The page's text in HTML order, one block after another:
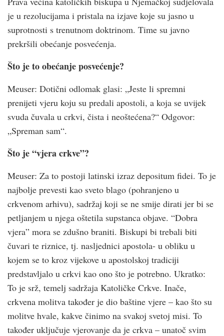
je u rezolucijama i pristala na izjave koje su jasno u
suprotnosti s trenutnom doktrinom. Time su javno
prekršili obećanje posvećenja.
Što je to obećanje posvećenje?
Meuser: Dotični odlomak glasi: „Jeste li spremni
prenijeti vjeru koju su predali apostoli, a koja se uvijek
svuda čuvala u crkvi, čista i neoštećena?“ Odgovor:
„Spreman sam“.
Što je “vjera crkve”?
Meuser: Za to postoji latinski izraz depositum fidei. To je
najbolje prevesti kao sveto blago (pohranjeno u
crkvenom arhivu), sadržaj koji se ne smije dirati jer bi se
petljanjem u njega oštetila supstanca objave. “Dobra
vjera” mora se zdušno braniti. Biskupi bi trebali biti
čuvari te riznice, tj. nasljednici apostola- u obliku u
kojem se to kroz vijekove u apostolskoj tradiciji
predstavljalo u crkvi kao ono što je potrebno. Ukratko:
To je srž, temelj sadržaja Katoličke Crkve. Inače,
crkvena molitva također je dio baštine vjere – kao što su
molitve hvale, kakve činimo na svakoj svetoj misi. To
također uključuje vjerovanje da je crkva – unatoč svim